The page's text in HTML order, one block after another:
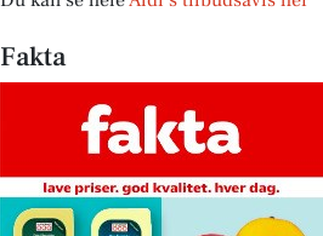
Fakta